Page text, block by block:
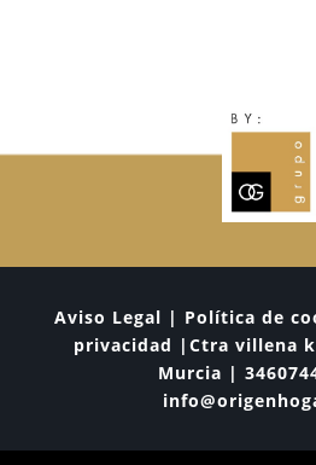
Aviso Legal | Política de
privacidad |Ctra villena
Murcia |